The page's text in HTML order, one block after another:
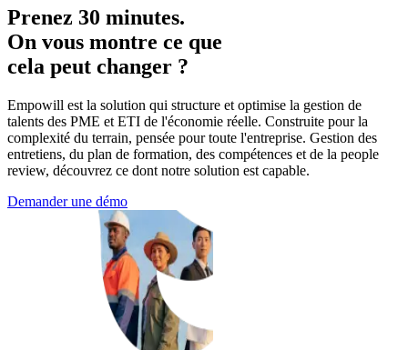
Prenez 30 minutes.
On vous montre ce que
cela peut changer ?
Empowill est la solution qui structure et optimise la gestion de
talents des PME et ETI de l'économie réelle. Construite pour la
complexité du terrain, pensée pour toute l'entreprise. Gestion des
entretiens, du plan de formation, des compétences et de la people
review, découvrez ce dont notre solution est capable.
Demander une démo